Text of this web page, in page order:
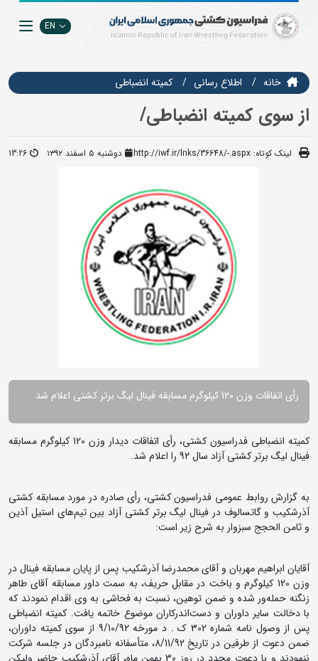
EN
خانه اطلاع رسانی کمیته انضباطی
از سوی کمیته انضباطی/
لینک کوتاه: http://iwf.ir/lnks/36648/-.aspx دوشنبه ۵ اسفند ۱۳۹۲ 13:26
رأی اتفاقات وزن 120 کیلوگرم مسابقه فینال لیگ برتر کشتی اعلام شد
کمیته انضباطی فدراسیون کشتی، رأی اتفاقات دیدار وزن 120 کیلوگرم مسابقه
فینال لیگ برتر کشتی آزاد سال 92 را اعلام شد.
به گزارش روابط عمومی فدراسیون کشتی، رأی صادره در مورد مسابقه کشتی
آذرشکیب و گاتسالوف در فینال لیگ برتر کشتی آزاد بین تیم‌های استیل آذین
و ثامن الحجج سبزوار به شرح زیر است:
آقایان ابراهیم مهربان و آقای محمدرضا آذرشکیب پس از پایان مسابقه فینال در
وزن 120 کیلوگرم و باخت در مقابل حریف، به سمت داور مسابقه آقای طاهر
زنگنه حمله‌ور شده و ضمن توهین، نسبت به فحاشی به وی اقدام نمودند که
با دخالت سایر داوران و دست‌اندرکاران موضوع خاتمه یافت. کمیته انضباطی
پس از وصول نامه شماره 302 ک . د مورخه 9/10/92 از سوی کمیته داوران،
ضمن دعوت از طرفین در تاریخ 8/11/92، متأسفانه نامبردگان در جلسه شرکت